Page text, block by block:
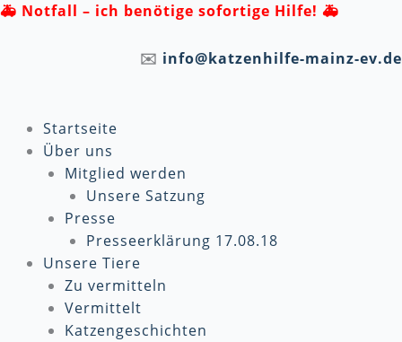
Zum
🚑 Notfall – ich benötige sofortige Hilfe! 🚑
✉️ info@katzenhilfe-mainz-ev.de
Startseite
Über uns
Mitglied werden
Unsere Satzung
Presse
Presseerklärung 17.08.18
Unsere Tiere
Zu vermitteln
Vermittelt
Katzengeschichten